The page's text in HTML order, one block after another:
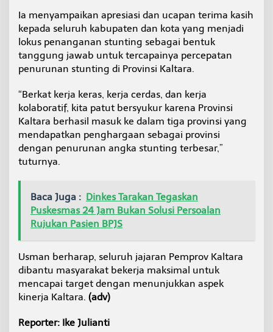
Ia menyampaikan apresiasi dan ucapan terima kasih
kepada seluruh kabupaten dan kota yang menjadi
lokus penanganan stunting sebagai bentuk
tanggung jawab untuk tercapainya percepatan
penurunan stunting di Provinsi Kaltara.
“Berkat kerja keras, kerja cerdas, dan kerja
kolaboratif, kita patut bersyukur karena Provinsi
Kaltara berhasil masuk ke dalam tiga provinsi yang
mendapatkan penghargaan sebagai provinsi
dengan penurunan angka stunting terbesar,”
tuturnya.
Baca Juga : Dinkes Tarakan Tegaskan
Puskesmas 24 Jam Bukan Solusi Persoalan
Rujukan Pasien BPJS
Usman berharap, seluruh jajaran Pemprov Kaltara
dibantu masyarakat bekerja maksimal untuk
mencapai target dengan menunjukkan aspek
kinerja Kaltara. (adv)
Reporter: Ike Julianti